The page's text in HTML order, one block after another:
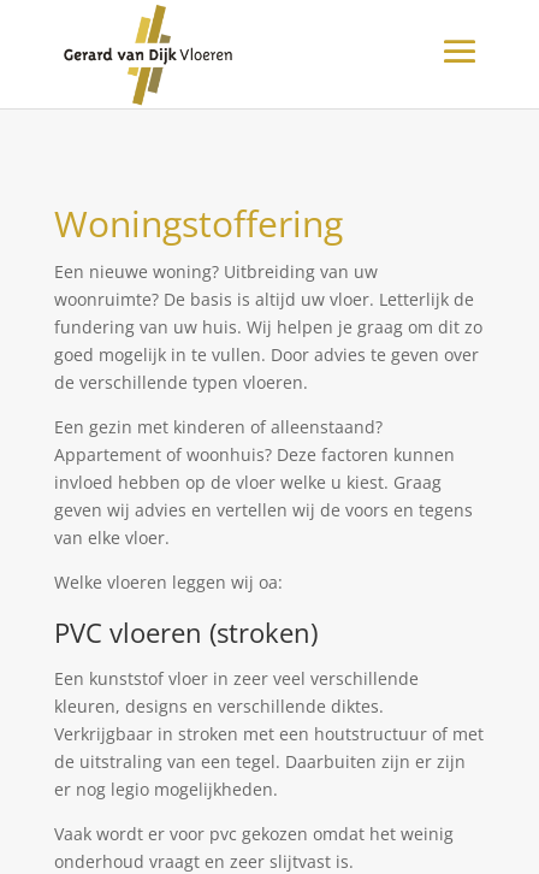
Woningstoffering
Een nieuwe woning? Uitbreiding van uw
woonruimte? De basis is altijd uw vloer. Letterlijk de
fundering van uw huis. Wij helpen je graag om dit zo
goed mogelijk in te vullen. Door advies te geven over
de verschillende typen vloeren.
Een gezin met kinderen of alleenstaand?
Appartement of woonhuis? Deze factoren kunnen
invloed hebben op de vloer welke u kiest. Graag
geven wij advies en vertellen wij de voors en tegens
van elke vloer.
Welke vloeren leggen wij oa:
PVC vloeren (stroken)
Een kunststof vloer in zeer veel verschillende
kleuren, designs en verschillende diktes.
Verkrijgbaar in stroken met een houtstructuur of met
de uitstraling van een tegel. Daarbuiten zijn er zijn
er nog legio mogelijkheden.
Vaak wordt er voor pvc gekozen omdat het weinig
onderhoud vraagt en zeer slijtvast is.